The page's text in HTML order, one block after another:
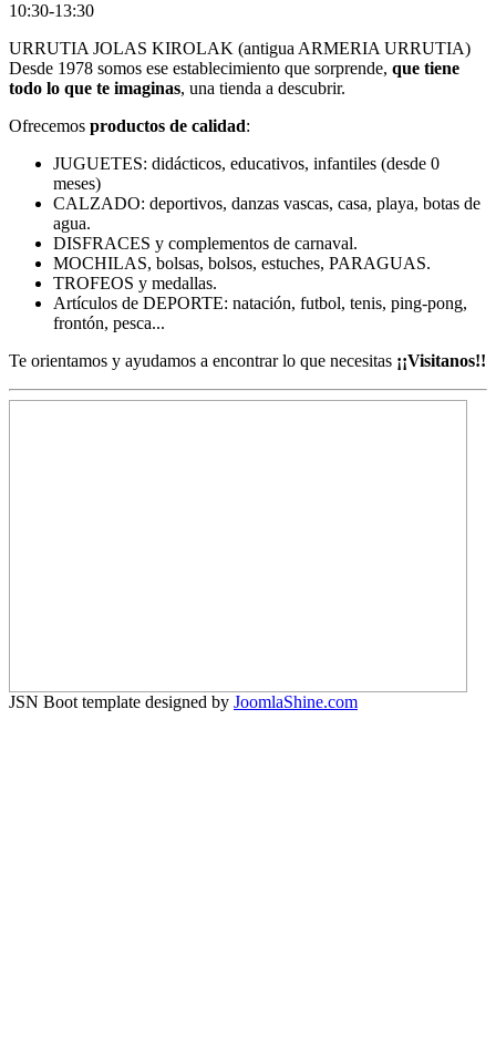
10:30-13:30
URRUTIA JOLAS KIROLAK (antigua ARMERIA URRUTIA)
Desde 1978 somos ese establecimiento que sorprende, que tiene
todo lo que te imaginas, una tienda a descubrir.
Ofrecemos productos de calidad:
JUGUETES: didácticos, educativos, infantiles (desde 0
meses)
CALZADO: deportivos, danzas vascas, casa, playa, botas de
agua.
DISFRACES y complementos de carnaval.
MOCHILAS, bolsas, bolsos, estuches, PARAGUAS.
TROFEOS y medallas.
Artículos de DEPORTE: natación, futbol, tenis, ping-pong,
frontón, pesca...
Te orientamos y ayudamos a encontrar lo que necesitas ¡¡Visitanos!!
JSN Boot template designed by JoomlaShine.com